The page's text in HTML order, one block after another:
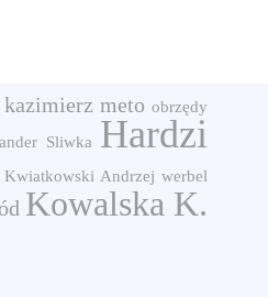
kazimierz meto obrzędy
Sliwka Hardzi
Kwiatkowski Andrzej werbel
Kowalska K.